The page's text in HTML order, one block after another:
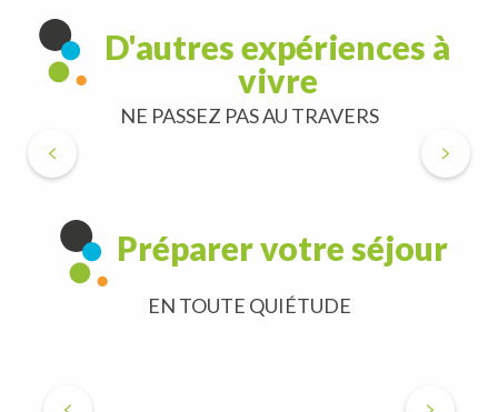
D'autres expériences à
vivre
NE PASSEZ PAS AU TRAVERS
Espace Presse
Préparer votre séjour
EN TOUTE QUIÉTUDE